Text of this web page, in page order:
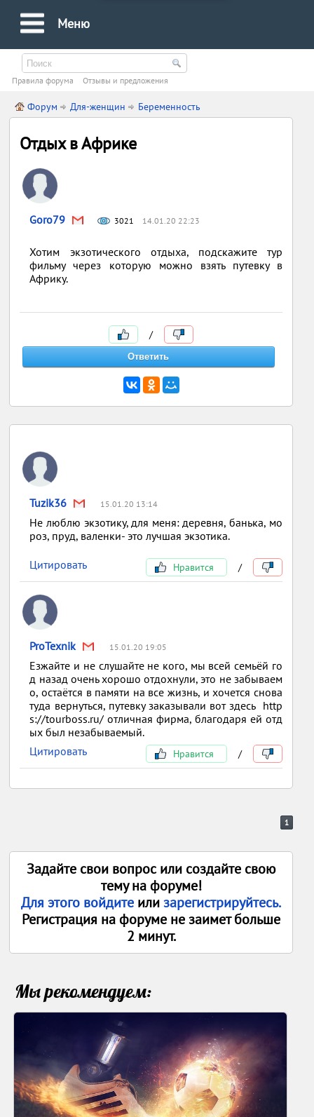
Меню
Правила форума Oтзывы и предложения
Форум Для-женщин Беременность
Отдых в Африке
Goro79 3021 14.01.20 22:23
Хотим экзотического отдыха, подскажите тур
фильму через которую можно взять путевку в
Африку.
/
Tuzik36 15.01.20 13:14
Не люблю экзотику, для меня: деревня, банька, мо
роз, пруд, валенки- это лучшая экзотика.
Цитировать Нравится /
ProTexnik 15.01.20 19:05
Езжайте и не слушайте не кого, мы всей семьёй го
д назад очень хорошо отдохнули, это не забываем
о, остаётся в памяти на все жизнь, и хочется снова
туда вернуться, путевку заказывали вот здесь http
s://tourboss.ru/ отличная фирма, благодаря ей отд
ых был незабываемый.
Цитировать
Нравится /
1
Задайте свои вопрос или создайте свою
тему на форуме!
Для этого войдите илизарегистрируйтесь.
Регистрация на форуме не заимет больше
2 минут.
Мы рекомендуем: